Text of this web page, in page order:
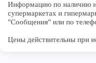
Информацию по наличию и
супермаркетах и
"Сообщения" или по
Цены действительны при